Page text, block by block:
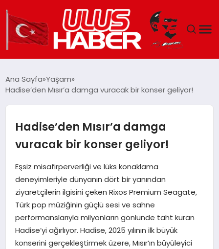
EKONOMI
SIYASET
TEKNOLOJI
EĞITIM
MAGAZIN
Ana Sayfa Yaşam
Hadise’den Mısır’a damga vuracak bir konser geliyor!
Hadise’den Mısır’a damga
vuracak bir konser geliyor!
Eşsiz misafirperverliği ve lüks konaklama
deneyimleriyle dünyanın dört bir yanından
ziyaretçilerin ilgisini çeken Rixos Premium Seagate,
Türk pop müziğinin güçlü sesi ve sahne
performanslarıyla milyonların gönlünde taht kuran
Hadise’yi ağırlıyor. Hadise, 2025 yılının ilk büyük
konserini gerçekleştirmek üzere, Mısır’ın büyüleyici